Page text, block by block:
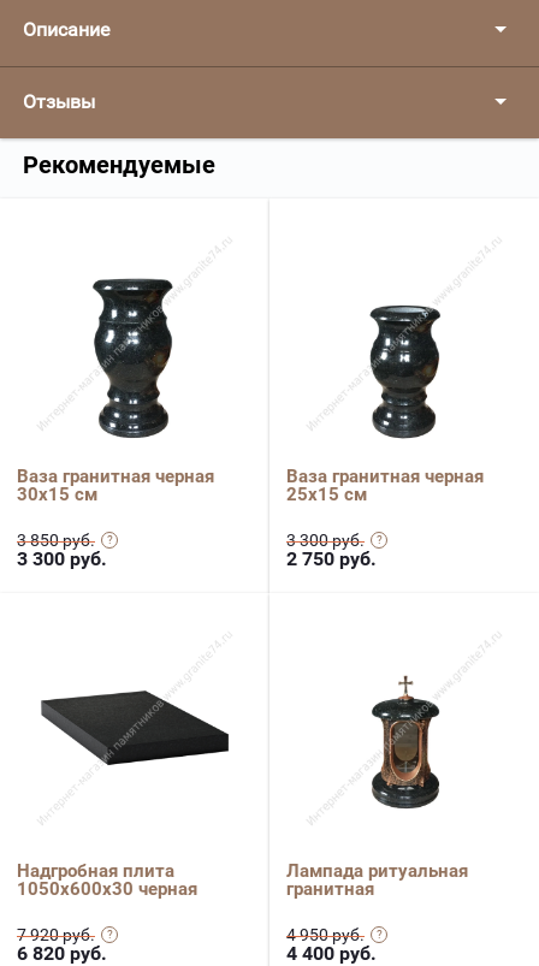
Описание
Отзывы
Рекомендуемые
Ваза гранитная черная
30х15 см
3 850 руб.
3 300 руб.
Ваза гранитная черная
25х15 см
3 300 руб.
2 750 руб.
Надгробная плита
1050х600х30 черная
7 920 руб.
6 820 руб.
Лампада ритуальная
гранитная
4 950 руб.
4 400 руб.